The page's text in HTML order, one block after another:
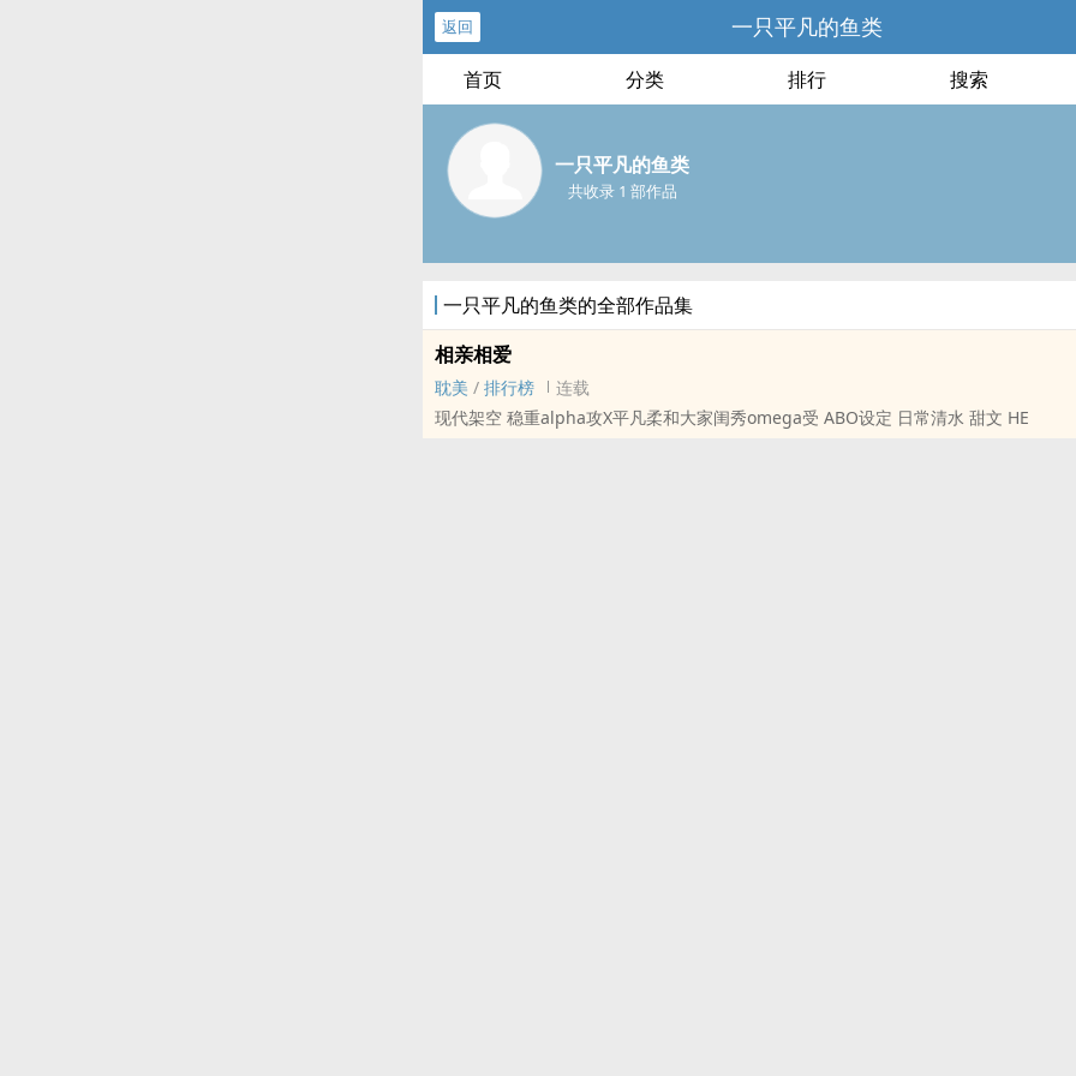
返回 一只平凡的鱼类
首页 分类 排行 搜索
一只平凡的鱼类
共收录 1 部作品
一只平凡的鱼类的全部作品集
相亲相爱
耽美 / 排行榜
连载
现代架空 稳重alpha攻X平凡柔和大家闺秀omega受 ABO设定 日常清水 甜文 HE